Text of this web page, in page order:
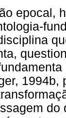
epocal,
1994b,